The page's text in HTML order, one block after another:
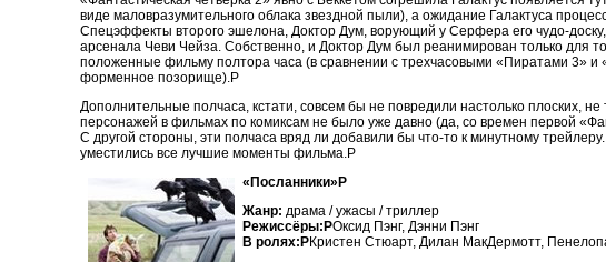
виде маловразумительного облака звездной пыли), а ожидание Галактуса
Спецэффекты второго эшелона, Доктор Дум, ворующий у Серфера его чудо-доску,
арсенала Чеви Чейза. Собственно, и Доктор Дум был реанимирован только для
положенные фильму полтора часа (в сравнении с трехчасовыми «Пиратами 3» и
форменное позорище).P
Дополнительные полчаса, кстати, совсем бы не повредили настолько плоских, не
персонажей в фильмах по комиксам не было уже давно (да, со времен первой
С другой стороны, эти полчаса вряд ли добавили бы что-то к минутному
уместились все лучшие моменты фильма.P
«Посланники»P
Жанр: драма / ужасы / триллер
Режиссёры:PОксид Пэнг, Дэнни Пэнг
В ролях:PКристен Стюарт, Дилан МакДермотт,